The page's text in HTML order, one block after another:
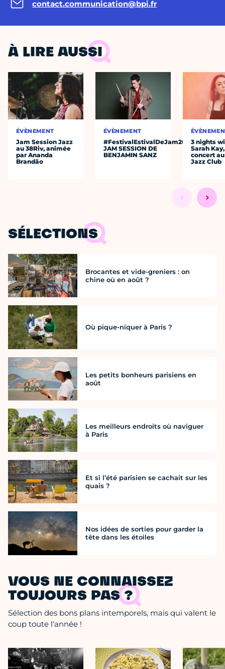
contact.communication@bpi.fr
À LIRE AUSSI
ÉVÈNEMENT
Jam Session Jazz
au 38Riv, animée
par Ananda
Brandão
ÉVÈNEMENT
#FestivalEstivalDeJam2026
JAM SESSION DE
BENJAMIN SANZ
3 nights
Sarah
concert
Jazz Club
SÉLECTIONS
Brocantes et vide-greniers : on
chine où en août ?
Où pique-niquer à Paris ?
Les petits bonheurs parisiens en
août
Les meilleurs endroits où naviguer
à Paris
Et si l’été parisien se cachait sur les
quais ?
Nos idées de sorties pour garder la
tête dans les étoiles
VOUS NE CONNAISSEZ
TOUJOURS PAS ?
Sélection des bons plans intemporels, mais qui valent le
coup toute l'année !